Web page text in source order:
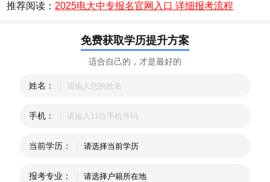
推荐阅读： 2025电大中专报名官网入口 详细报考流程
免费获取学历提升方案
适合自己的，才是最好的
姓名：
手机：
当前学历：
报考专业：